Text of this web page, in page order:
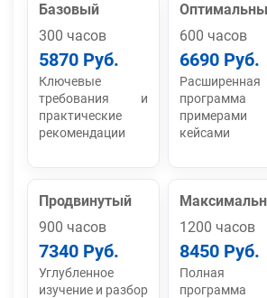
Базовый
300 часов
5870 Руб.
Ключевые
требования и
практические
рекомендации
600 часов
6690 Руб.
Расширенная
кейсами
Продвинутый
900 часов
7340 Руб.
Углубленное
изучение и разбор
1200 часов
8450 Руб.
Полная
программа